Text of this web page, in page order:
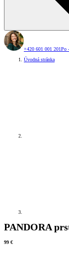
+420 601 001 201Po
Úvodná stránka
PANDORA
99 €